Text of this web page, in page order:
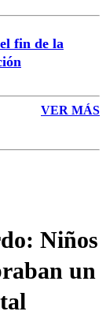
fin de la
VER MÁS
Niños
un